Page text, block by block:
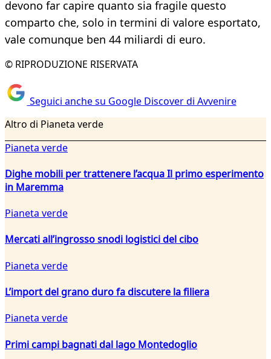
devono far capire quanto sia fragile questo
comparto che, solo in termini di valore esportato,
vale comunque ben 44 miliardi di euro.
© RIPRODUZIONE RISERVATA
Seguici anche su Google Discover di Avvenire
Altro di Pianeta verde
Pianeta verde
Dighe mobili per trattenere l’acqua Il primo esperimento
in Maremma
Pianeta verde
Mercati all’ingrosso snodi logistici del cibo
Pianeta verde
L’import del grano duro fa discutere la filiera
Pianeta verde
Primi campi bagnati dal lago Montedoglio